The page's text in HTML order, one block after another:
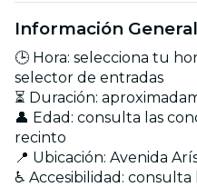
Información General
🕒 Hora: selecciona tu
selector de entradas
⏳ Duración:
👤 Edad: consulta las
recinto
📍 Ubicación: Avenida
♿ Accesibilidad: